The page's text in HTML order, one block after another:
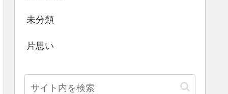
未分類
片思い